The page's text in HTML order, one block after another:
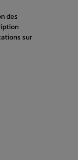
des
sur